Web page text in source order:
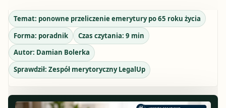
Temat: ponowne przeliczenie emerytury po 65 roku życia
Forma: poradnik Czas czytania: 9 min
Autor: Damian Bolerka
Sprawdził: Zespół merytoryczny LegalUp